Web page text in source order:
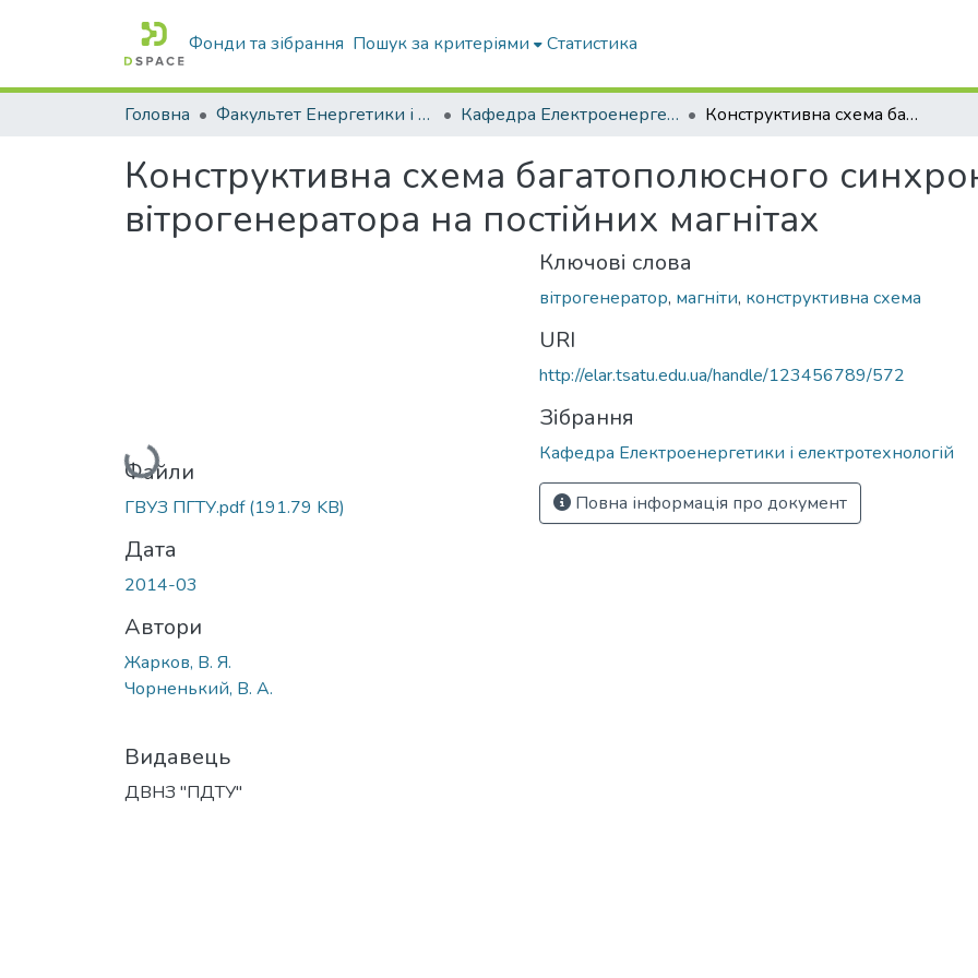
Фонди та зібрання Пошук за критеріями Статистика
Головна Факультет Енергетики і комп'ютерних технологій Кафедра Електроенергетики і електротехнологій Конструктивна схема багатополюсного синхронного вітрогенератора на постійних магнітах
Конструктивна схема багатополюсного
вітрогенератора на постійних магнітах
Вантажиться...
Файли
ГВУЗ ПГТУ.pdf(191.79 KB)
Дата
2014-03
Автори
Жарков, В. Я.
Чорненький, В. А.
Видавець
ДВНЗ "ПДТУ"
Ключові слова
вітрогенератор, магніти, конструктивна схема
URI
http://elar.tsatu.edu.ua/handle/123456789/572
Зібрання
Кафедра Електроенергетики і електротехнологій
Повна інформація про документ